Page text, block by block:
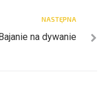
NASTĘPNA
na dywanie